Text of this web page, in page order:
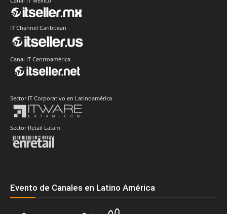
IT Channel Caribbean
Canal IT Centroamérica
Sector IT Corporativo en Latinoamérica
Sector Retail Latam
Evento de Canales en Latino América